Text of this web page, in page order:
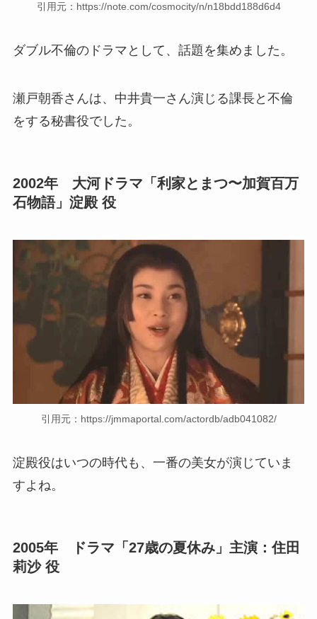
引用元：https://note.com/cosmocity/n/n18bdd188d6d4
ダブル不倫のドラマとして、話題を集めました。
瀬戸朝香さんは、中井貴一さん演じる課長と不倫
をする秘書役でした。
2002年 大河ドラマ「利家とまつ〜加賀百万
石物語」淀殿 役
引用元：https://jmmaportal.com/actordb/adb041082/
淀殿役はいつの時代も、一番の美女が演じていま
すよね。
2005年 ドラマ「27歳の夏休み」 主演：住田
莉沙役